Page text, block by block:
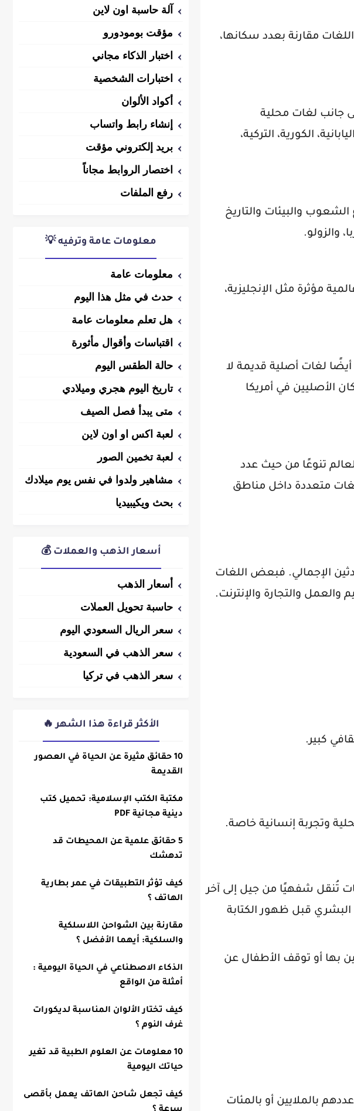
مقارنة بعدد سكانها،
جانب لغات محلية
الكورية، التركية،
والبيئات والتاريخ
والزولو.
مؤثرة مثل الإنجليزية،
أيضًا لغات أصلية قديمة لا
الأصليين في أمريكا
تنوعًا من حيث عدد
متعددة داخل مناطق
الإجمالي. فبعض اللغات
والتجارة والإنترنت.
كبير.
وتجربة إنسانية خاصة.
تُنقل شفهيًا من جيل إلى آخر
قبل ظهور الكتابة
بها أو توقف الأطفال عن
بالملايين أو بالمئات
آلة حاسبة اون لاين
مؤقت بومودورو
اختبار الذكاء مجاني
اختبارات الشخصية
أكواد الألوان
إنشاء رابط واتساب
بريد إلكتروني مؤقت
اختصار الروابط مجاناً
رفع الملفات
معلومات عامة وترفيه 💡
معلومات عامة
حدث في مثل هذا اليوم
هل تعلم معلومات عامة
اقتباسات وأقوال مأثورة
حالة الطقس اليوم
تاريخ اليوم هجري وميلادي
متى يبدأ فصل الصيف
لعبة اكس او اون لاين
لعبة تخمين الصور
مشاهير ولدوا في نفس يوم ميلادك
بحث ويكيبيديا
أسعار الذهب والعملات 💰
أسعار الذهب
حاسبة تحويل العملات
سعر الريال السعودي اليوم
سعر الذهب في السعودية
سعر الذهب في تركيا
الأكثر قراءة هذا الشهر 🔥
10 حقائق مثيرة عن الحياة في العصور
القديمة
مكتبة الكتب الإسلامية: تحميل كتب
دينية مجانية PDF
5 حقائق علمية عن المحيطات قد
تدهشك
كيف تؤثر التطبيقات في عمر بطارية
الهاتف ؟
مقارنة بين الشواحن اللاسلكية
والسلكية: أيهما الأفضل ؟
الذكاء الاصطناعي في الحياة اليومية :
أمثلة من الواقع
كيف تختار الألوان المناسبة لديكورات
غرف النوم ؟
10 معلومات عن العلوم الطبية قد تغير
حياتك اليومية
كيف تجعل شاحن الهاتف يعمل بأقصى